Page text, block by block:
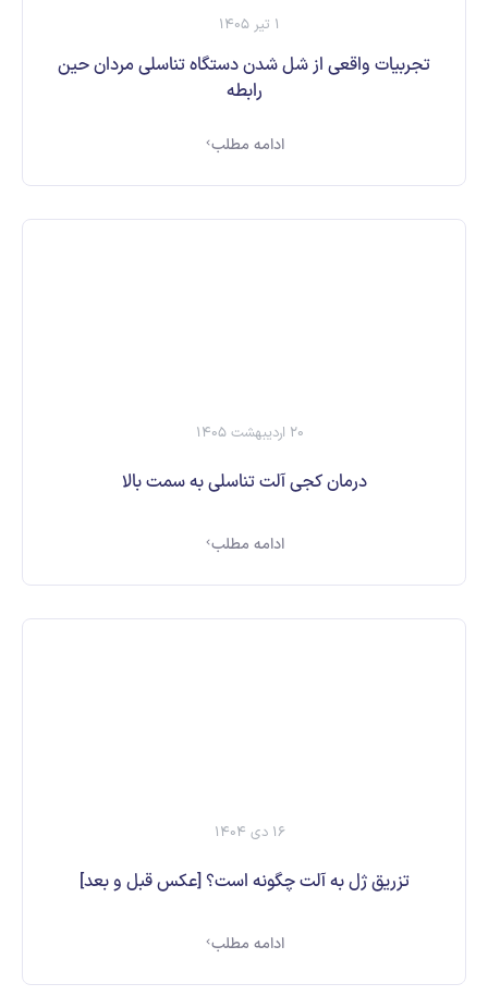
1 تیر 1405
تجربیات واقعی از شل شدن دستگاه تناسلی مردان حین
رابطه
ادامه مطلب
20 اردیبهشت 1405
درمان کجی آلت تناسلی به سمت بالا
ادامه مطلب
16 دی 1404
تزریق ژل به آلت چگونه است؟ [عکس قبل و بعد]
ادامه مطلب